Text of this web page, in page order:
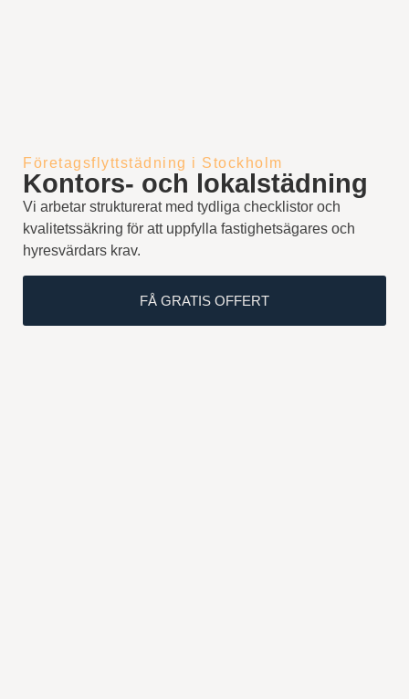
Företagsflyttstädning i Stockholm
Kontors- och lokalstädning
Vi arbetar strukturerat med tydliga checklistor och
kvalitetssäkring för att uppfylla fastighetsägares och
hyresvärdars krav.
FÅ GRATIS OFFERT